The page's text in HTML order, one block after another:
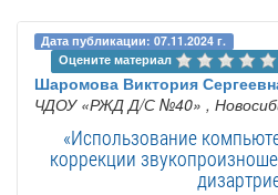
Дата публикации: 07.11.2024 г.
Оцените материал
Шаромова Виктория
ЧДОУ «РЖД Д/С №40» ,
«Использование
коррекции